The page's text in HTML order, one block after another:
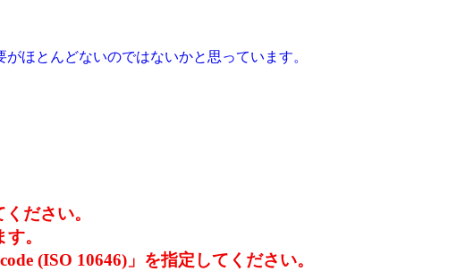
ほとんどないのではないかと思っています。
ださい。
。
(ISO 10646)」を指定してください。